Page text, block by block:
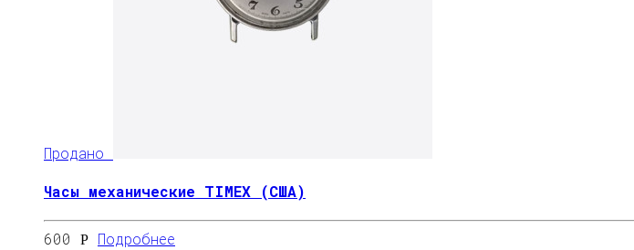
Продано
Часы механические TIMEX (США)
600 Р
Подробнее